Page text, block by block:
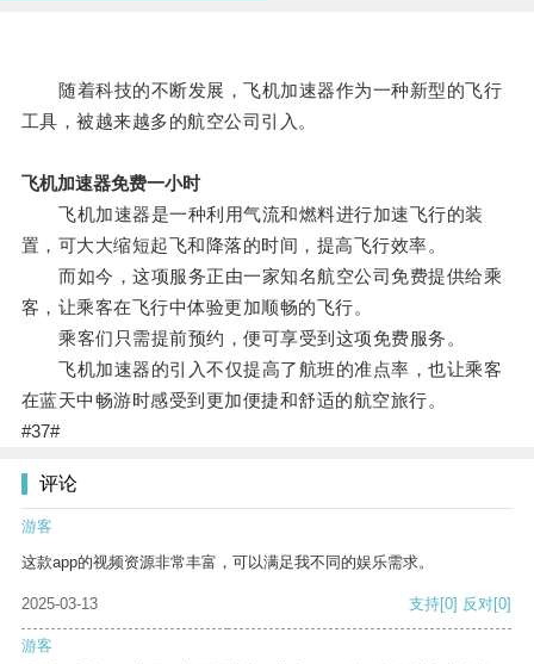
随着科技的不断发展，飞机加速器作为一种新型的飞行
工具，被越来越多的航空公司引入。
飞机加速器免费一小时
飞机加速器是一种利用气流和燃料进行加速飞行的装
置，可大大缩短起飞和降落的时间，提高飞行效率。
而如今，这项服务正由一家知名航空公司免费提供给乘
客，让乘客在飞行中体验更加顺畅的飞行。
乘客们只需提前预约，便可享受到这项免费服务。
飞机加速器的引入不仅提高了航班的准点率，也让乘客
在蓝天中畅游时感受到更加便捷和舒适的航空旅行。
#37#
评论
游客
这款app的视频资源非常丰富，可以满足我不同的娱乐需求。
2025-03-13 支持[0] 反对[0]
游客